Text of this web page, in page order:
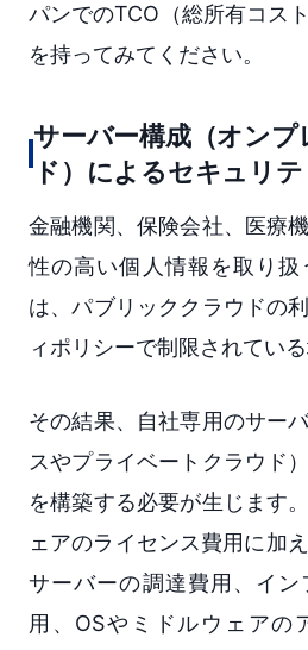
パンでのTCO（総所有コス
を持ってみてください。
サーバー構成（オン
ド）によるセキュリ
金融機関、保険会社、医療
性の高い個人情報を取り
は、パブリッククラウドの
ィポリシーで制限されてい
その結果、自社専用のサー
スやプライベートクラウド
を構築する必要が生じます
ェアのライセンス費用に加
サーバーの調達費用、イ
用、OSやミドルウェアの